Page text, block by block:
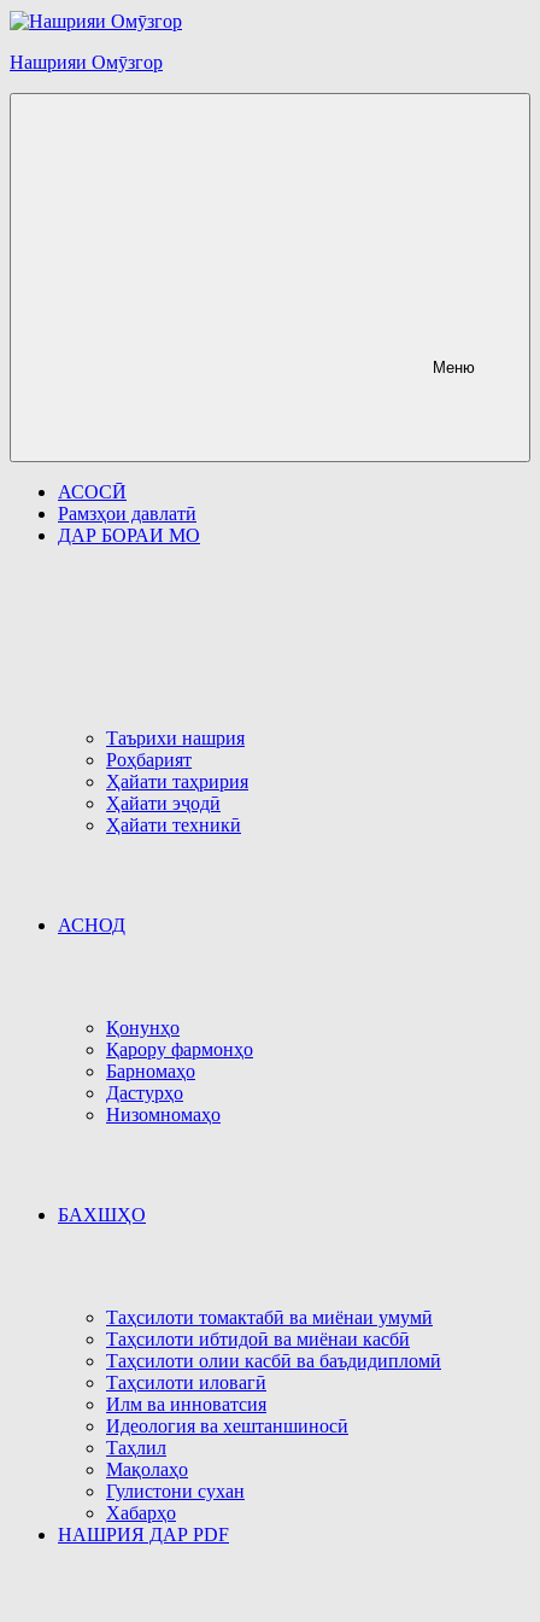
Перейти
содержимому
Нашрияи Омӯзгор
Меню
АСОСӢ
Рамзҳои давлатӣ
ДАР БОРАИ МО
Таърихи нашрия
Роҳбарият
Ҳайати таҳририя
Ҳайати эҷодӣ
Ҳайати техникӣ
АСНОД
Қонунҳо
Қарору фармонҳо
Барномаҳо
Дастурҳо
Низомномаҳо
БАХШҲО
Таҳсилоти томактабӣ ва миёнаи умумӣ
Таҳсилоти ибтидоӣ ва миёнаи касбӣ
Таҳсилоти олии касбӣ ва баъдидипломӣ
Таҳсилоти иловагӣ
Илм ва инноватсия
Идеология ва хештаншиносӣ
Таҳлил
Мақолаҳо
Гулистони сухан
Хабарҳо
НАШРИЯ ДАР PDF